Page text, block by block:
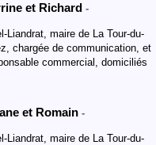
et Richard -
maire de La Tour-du-
chargée de communication, et
commercial, domiciliés
et Romain -
maire de La Tour-du-